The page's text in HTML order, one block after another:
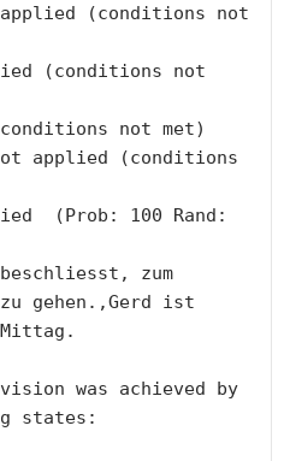
applied (conditions not
(conditions not
not met)
applied (conditions
(Prob: 100 Rand:
zum
gehen.,Gerd ist
was achieved by
states: